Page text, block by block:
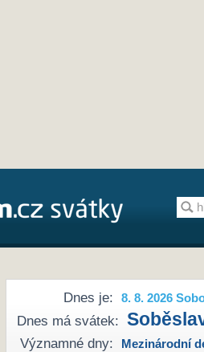
Dnes je: 8. 8. 2026
Dnes má svátek:
Významné dny: Mezinárodní